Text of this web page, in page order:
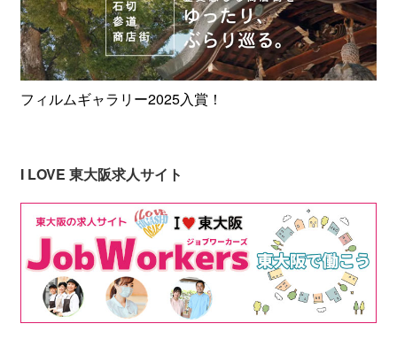
フィルムギャラリー2025入賞！
I LOVE 東大阪求人サイト